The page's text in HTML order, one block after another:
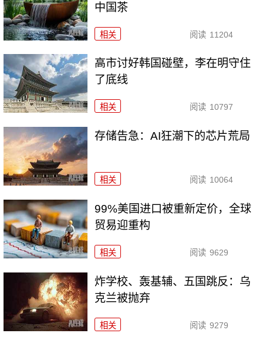
中国茶
相关 阅读 11204
高市讨好韩国碰壁，李在明守住
了底线
相关 阅读 10797
存储告急：AI狂潮下的芯片荒局
相关 阅读 10064
99%美国进口被重新定价，全球
贸易迎重构
相关 阅读 9629
炸学校、轰基辅、五国跳反：乌
克兰被抛弃
相关 阅读 9279